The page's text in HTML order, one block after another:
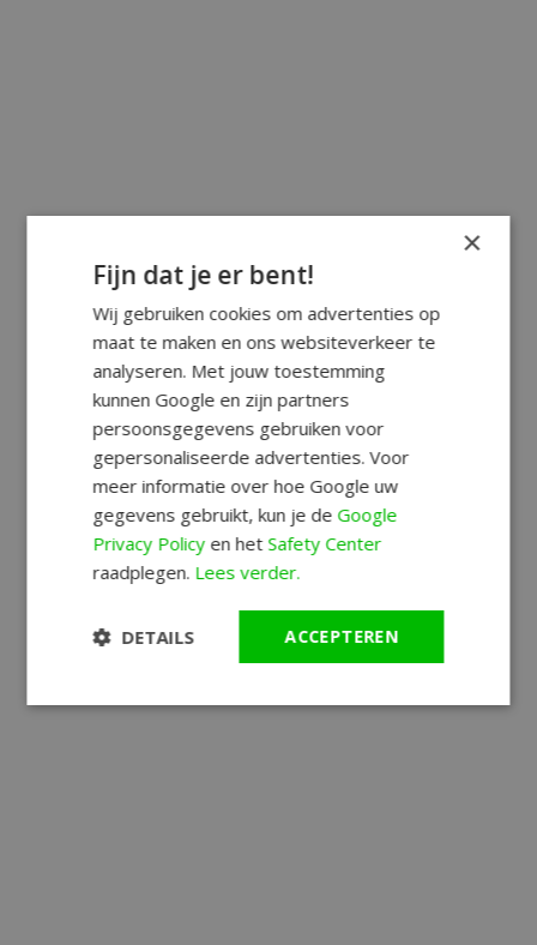
×
Fijn dat je er bent!
Wij gebruiken cookies om advertenties op
maat te maken en ons websiteverkeer te
analyseren. Met jouw toestemming
kunnen Google en zijn partners
persoonsgegevens gebruiken voor
gepersonaliseerde advertenties. Voor
meer informatie over hoe Google uw
gegevens gebruikt, kun je deGoogle
Privacy Policyen hetSafety Center
raadplegen. Lees verder.
ACCEPTEREN
DETAILS